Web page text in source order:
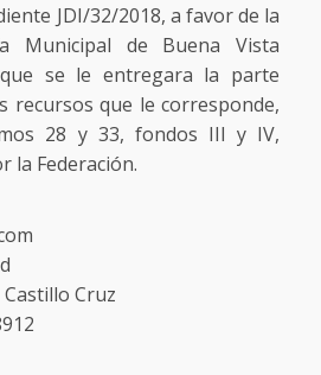
JDI/32/2018, a favor de la
Municipal de Buena Vista
que se le entregara la parte
recursos que le corresponde,
28 y 33, fondos III y IV,
la Federación.
Cruz